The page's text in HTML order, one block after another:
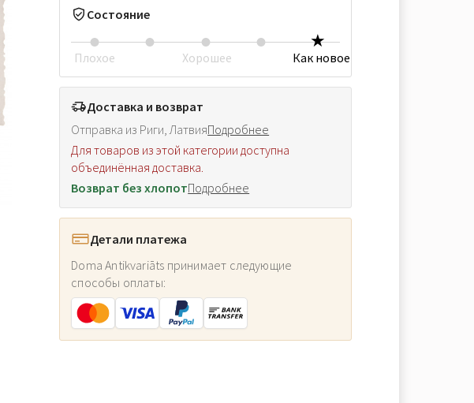
Состояние
Плохое Хорошее Как новое
Доставка и возврат
Отправка из Риги, ЛатвияПодробнее
Для товаров из этой категории доступна
объединённая доставка.
Возврат без хлопотПодробнее
Детали платежа
Doma Antikvariāts принимает следующие
способы оплаты: